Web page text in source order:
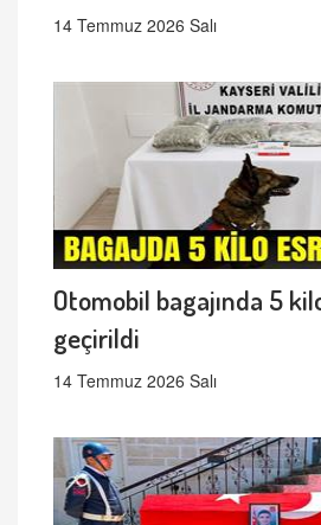
14 Temmuz 2026 Salı
Otomobil bagajında 5
geçirildi
14 Temmuz 2026 Salı